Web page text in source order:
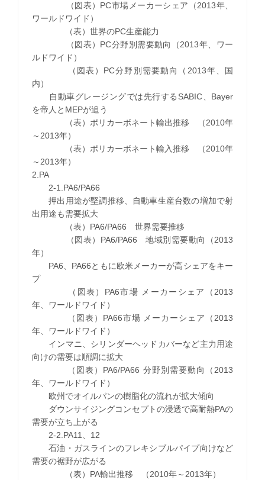
（図表）PC市場メーカーシェア（2013年、
ワールドワイド）
（表）世界のPC生産能力
（図表）PC分野別需要動向（2013年、ワー
ルドワイド）
（図表）PC分野別需要動向（2013年、国
内）
自動車グレージングでは先行するSABIC、Bayer
を帝人とMEPが追う
（表）ポリカーボネート輸出推移 （2010年
～2013年）
（表）ポリカーボネート輸入推移 （2010年
～2013年）
2.PA
2-1.PA6/PA66
押出用途が堅調推移、自動車生産台数の増加で射
出用途も需要拡大
（表）PA6/PA66 世界需要推移
（図表）PA6/PA66 地域別需要動向（2013
年）
PA6、PA66ともに欧米メーカーが高シェアをキー
プ
（図表）PA6市場 メーカーシェア（2013
年、ワールドワイド）
（図表）PA66市場 メーカーシェア（2013
年、ワールドワイド）
インマニ、シリンダーヘッドカバーなど主力用途
向けの需要は順調に拡大
（図表）PA6/PA66 分野別需要動向（2013
年、ワールドワイド）
欧州でオイルパンの樹脂化の流れが拡大傾向
ダウンサイジングコンセプトの浸透で高耐熱PAの
需要が立ち上がる
2-2.PA11、12
石油・ガスラインのフレキシブルパイプ向けなど
需要の裾野が広がる
（表）PA輸出推移 （2010年～2013年）